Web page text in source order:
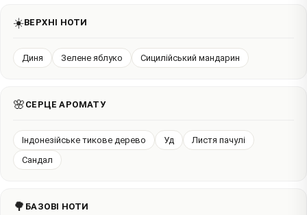
☀️ВЕРХНІ НОТИ
Диня Зелене яблуко Сицилійський мандарин
🌸 СЕРЦЕ АРОМАТУ
Індонезійське тикове дерево Уд
Листя пачулі
Сандал
🌳 БАЗОВІ НОТИ